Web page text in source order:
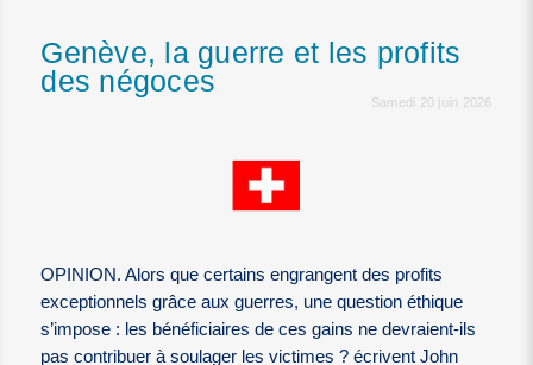
Genève, la guerre et les profits
des négoces
Samedi 20 juin 2026
OPINION. Alors que certains engrangent des profits
exceptionnels grâce aux guerres, une question éthique
s’impose : les bénéficiaires de ces gains ne devraient-ils
pas contribuer à soulager les victimes ? écrivent John